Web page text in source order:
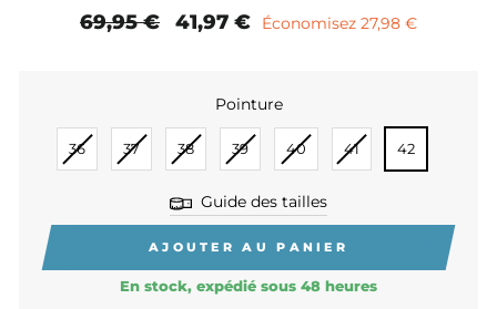
Prix
69,95 €
Prix
41,97 € Économisez 27,98 €
Pointure
36 37 38 39 40 41 42
Guide des tailles
AJOUTER AU PANIER
En stock, expédié sous 48 heures